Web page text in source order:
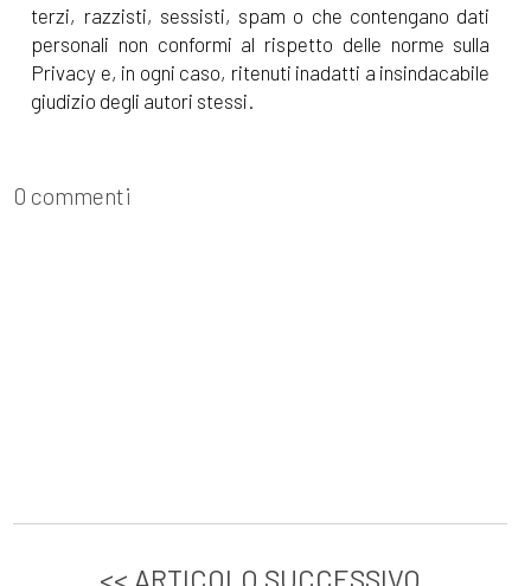
terzi, razzisti, sessisti, spam o che contengano dati
personali non conformi al rispetto delle norme sulla
Privacy e, in ogni caso, ritenuti inadatti a insindacabile
giudizio degli autori stessi.
0 commenti
<< ARTICOLO SUCCESSIVO